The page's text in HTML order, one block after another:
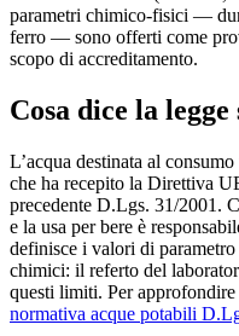
parametri chimico-fisici —
ferro — sono offerti come
scopo di accreditamento.
Cosa dice la
L’acqua destinata al
che ha recepito la Direttiva
precedente D.Lgs. 31/2001.
e la usa per bere è
definisce i valori di
chimici: il referto del
questi limiti. Per approfondire
normativa acque potabili